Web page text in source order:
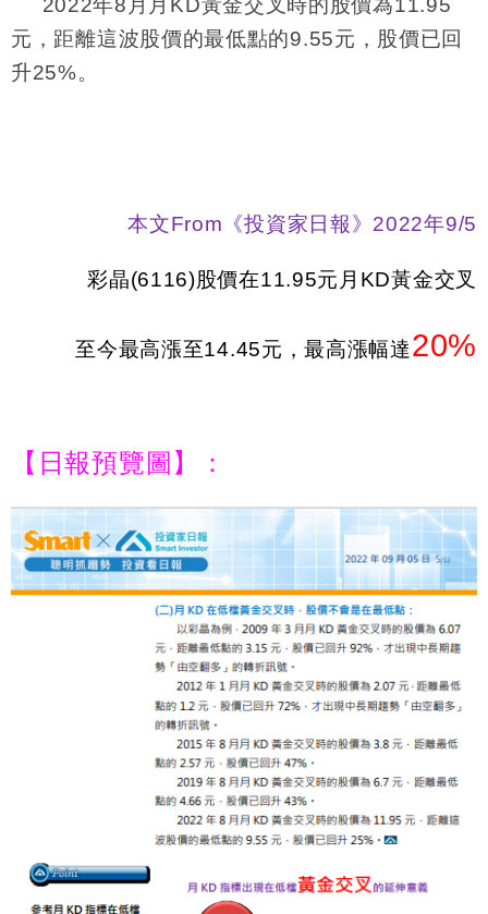
2022年8 月月 KD黃金交叉時的股價為11.95
元，距離這波股價的最低點的9.55元，股價已回
升25%。
本文From 《投資家日報》 2022年9/5
彩晶(6116)股價在11.95元月 KD黃金交叉
至今最高漲至14.45元，最高漲幅達20%
【日報預覽圖】：